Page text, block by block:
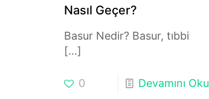
Nasıl Geçer?
Basur Nedir? Basur, tıbbi
[…]
0 Devamını Oku